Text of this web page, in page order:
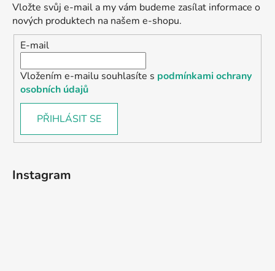
Vložte svůj e-mail a my vám budeme zasílat informace o
nových produktech na našem e-shopu.
E-mail
Vložením e-mailu souhlasíte s podmínkami ochrany
osobních údajů
PŘIHLÁSIT SE
Instagram